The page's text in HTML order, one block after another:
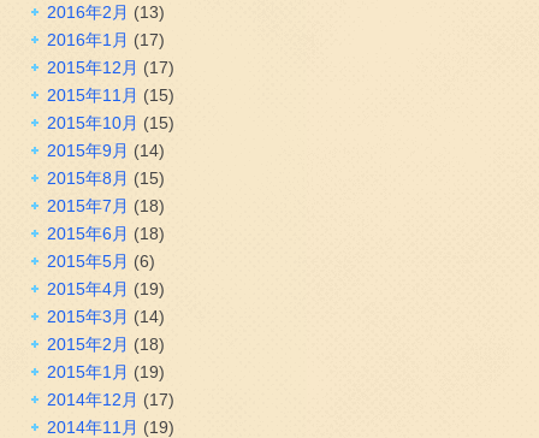
2016年2月 (13)
2016年1月 (17)
2015年12月 (17)
2015年11月 (15)
2015年10月 (15)
2015年9月 (14)
2015年8月 (15)
2015年7月 (18)
2015年6月 (18)
2015年5月 (6)
2015年4月 (19)
2015年3月 (14)
2015年2月 (18)
2015年1月 (19)
2014年12月 (17)
2014年11月 (19)